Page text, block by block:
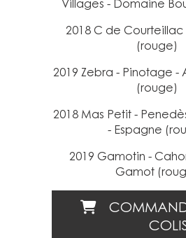
Villages - Domaine
2018 C de
(rouge)
2019 Zebra - Pinotage -
(rouge)
2018 Mas Petit -
- Espagne
2019 Gamotin -
Gamot